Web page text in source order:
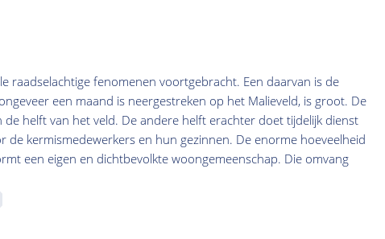
raadselachtige fenomenen voortgebracht. Een daarvan is de
een maand is neergestreken op het Malieveld, is groot. De
helft van het veld. De andere helft erachter doet tijdelijk dienst
de kermismedewerkers en hun gezinnen. De enorme hoeveelheid
een eigen en dichtbevolkte woongemeenschap. Die omvang